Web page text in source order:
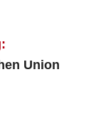
Union